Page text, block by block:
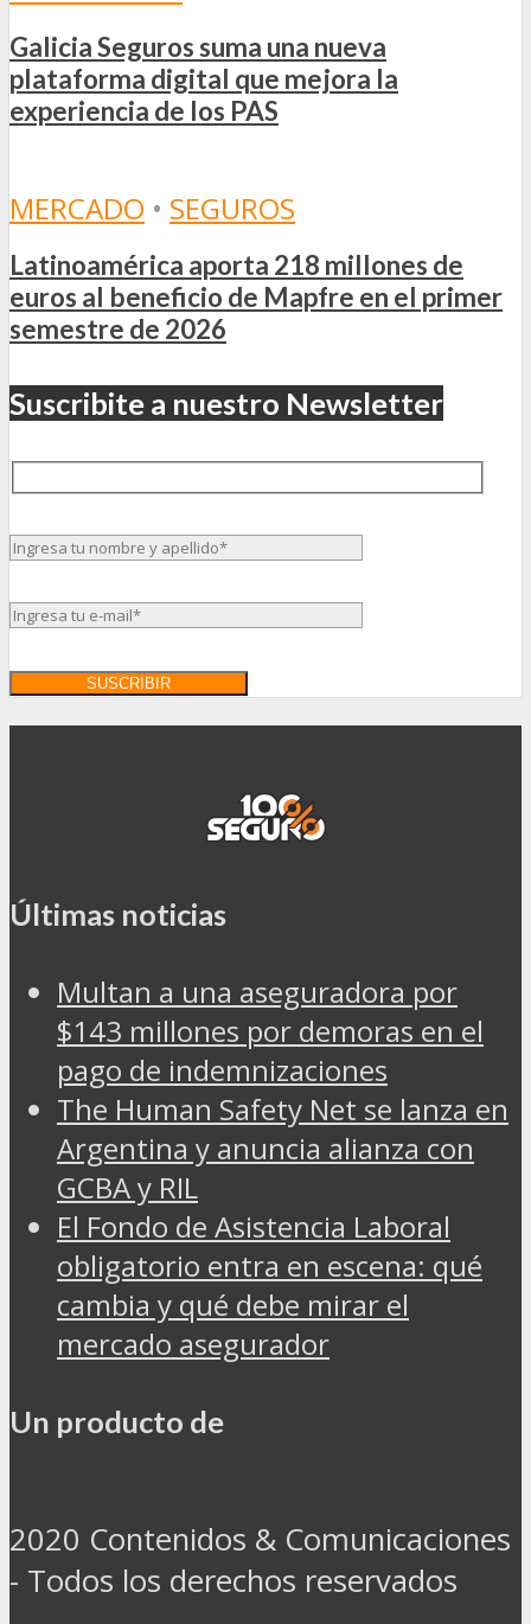
Galicia Seguros suma una nueva
plataforma digital que mejora la
experiencia de los PAS
MERCADO • SEGUROS
Latinoamérica aporta 218 millones de
euros al beneficio de Mapfre en el primer
semestre de 2026
Suscribite a nuestro Newsletter
Últimas noticias
Multan a una aseguradora por
$143 millones por demoras en el
pago de indemnizaciones
The Human Safety Net se lanza en
Argentina y anuncia alianza con
GCBA y RIL
El Fondo de Asistencia Laboral
obligatorio entra en escena: qué
cambia y qué debe mirar el
mercado asegurador
Un producto de
2020 Contenidos & Comunicaciones
- Todos los derechos reservados